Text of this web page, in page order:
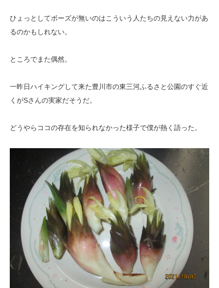
ひょっとしてボーズが無いのはこういう人たちの見えない力があ
るのかもしれない。
ところでまた偶然。
一昨日ハイキングして来た豊川市の東三河ふるさと公園のすぐ近
くがSさんの実家だそうだ。
どうやらココの存在を知られなかった様子で僕が熱く語った。